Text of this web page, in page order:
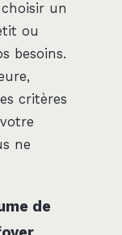
un
ou
besoins.
critères
ne
de